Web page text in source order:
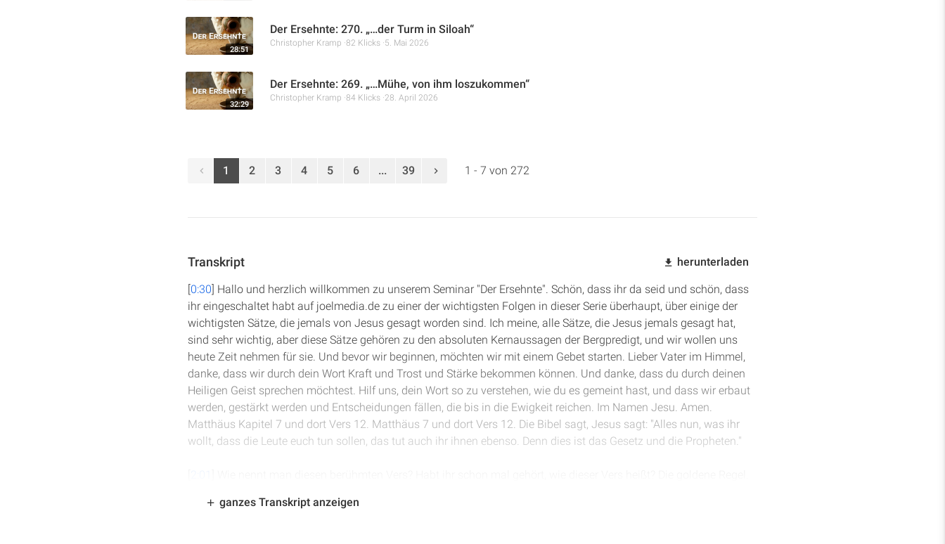
28:51
Der Ersehnte: 270. „…der Turm in Siloah“
Christopher Kramp 82 Klicks 5. Mai 2026
32:29
Der Ersehnte: 269. „…Mühe, von ihm loszukommen“
Christopher Kramp 84 Klicks 28. April 2026
1 2 3 4 5 6 ... 39 1 - 7 von 272
Transkript herunterladen
[0:30] Hallo und herzlich willkommen zu unserem Seminar "Der Ersehnte". Schön, dass ihr da seid und schön, dass
ihr eingeschaltet habt auf joelmedia.de zu einer der wichtigsten Folgen in dieser Serie überhaupt, über einige der
wichtigsten Sätze, die jemals von Jesus gesagt worden sind. Ich meine, alle Sätze, die Jesus jemals gesagt hat,
sind sehr wichtig, aber diese Sätze gehören zu den absoluten Kernaussagen der Bergpredigt, und wir wollen uns
heute Zeit nehmen für sie. Und bevor wir beginnen, möchten wir mit einem Gebet starten. Lieber Vater im Himmel,
danke, dass wir durch dein Wort Kraft und Trost und Stärke bekommen können. Und danke, dass du durch deinen
Heiligen Geist sprechen möchtest. Hilf uns, dein Wort so zu verstehen, wie du es gemeint hast, und dass wir erbaut
werden, gestärkt werden und Entscheidungen fällen, die bis in die Ewigkeit reichen. Im Namen Jesu. Amen.
Matthäus Kapitel 7 und dort Vers 12. Matthäus 7 und dort Vers 12. Die Bibel sagt, Jesus sagt: "Alles nun, was ihr
wollt, dass die Leute euch tun sollen, das tut auch ihr ihnen ebenso. Denn dies ist das Gesetz und die Propheten."
warum ist dieser Vers so besonders? Warum hat man gesagt, das ist die goldene Regel? Einfach nur, weil der Vers
ganzes Transkript anzeigen